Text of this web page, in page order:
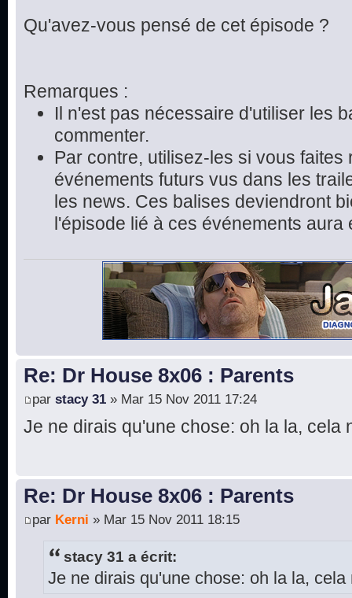
Qu'avez-vous pensé de cet épisode ?
Remarques :
Il n'est pas nécessaire d'utiliser les
commenter.
Par contre, utilisez-les si vous faites
événements futurs vus dans les
les news. Ces balises deviendront
l'épisode lié à ces événements aura
Re: Dr House 8x06 : Parents
par stacy 31 » Mar 15 Nov 2011 17:24
Je ne dirais qu'une chose: oh la la, cela
Re: Dr House 8x06 : Parents
par Kerni » Mar 15 Nov 2011 18:15
stacy 31 a écrit:
Je ne dirais qu'une chose: oh la la,